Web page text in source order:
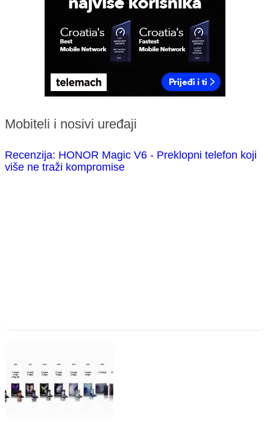
Mobiteli i nosivi uređaji
Recenzija: HONOR Magic V6 - Preklopni telefon koji
više ne traži kompromise